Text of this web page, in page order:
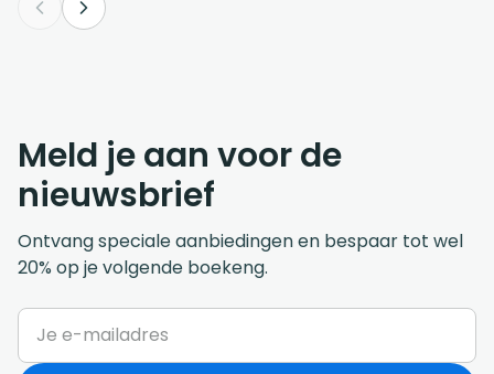
Meld je aan voor de
nieuwsbrief
Ontvang speciale aanbiedingen en bespaar tot wel
20% op je volgende boekeng.